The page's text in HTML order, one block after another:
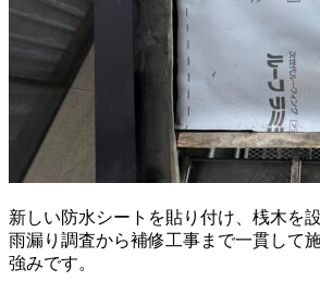
新しい防水シートを貼り付け、桟木を
雨漏り調査から補修工事まで一貫して
強みです。